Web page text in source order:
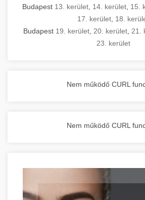
Budapest 13. kerület 14. kerület 15.
17. kerület 18.
Budapest 19. kerület 20. kerület 21.
23. kerület
Nem működő CURL
Nem működő CURL